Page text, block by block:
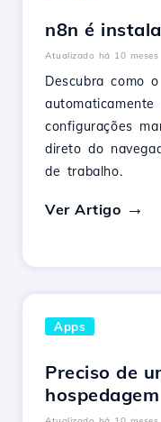
n8n é
Atualizado há 10 meses
Descubra como
configurações
direto do
de trabalho.
Ver Artigo
Apps
Preciso de